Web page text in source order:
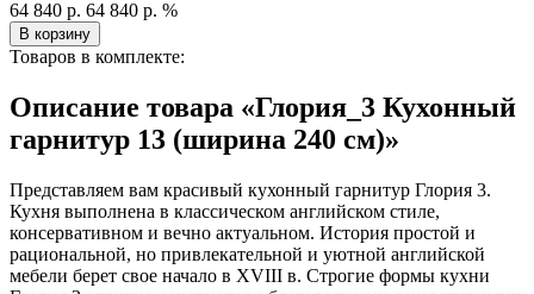
64 840 р. 64 840 р. %
В корзину
Товаров в комплекте:
Описание товара «Глория_3 Кухонный
гарнитур 13 (ширина 240 см)»
Представляем вам красивый кухонный гарнитур Глория 3.
Кухня выполнена в классическом английском стиле,
консервативном и вечно актуальном. История простой и
рациональной, но привлекательной и уютной английской
мебели берет свое начало в XVIII в. Строгие формы кухни